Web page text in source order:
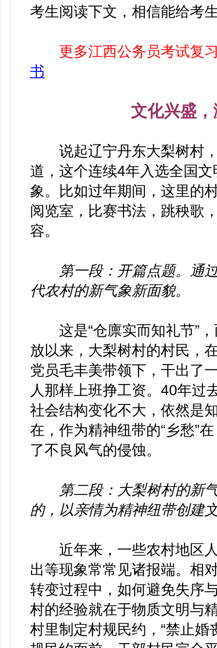
考生阅读下文，相信能给考
更多江西公务员考试复
书
文化兴盛
说起辽宁丹东大梨树村，
道，这个连续4年入选全国
象。比如过年期间，这里的
阅览室，比赛书法，跳秧歌
容。
第一段：开篇点题。通
代农村的新气象新面貌。
这是“仓廪实而知礼节”，
放以来，大梨树村的村民，
党员毛丰美带领下，干出了
人那样上班挣工资。40年过
社会结构变化不大，依然是
在，作为精神纽带的“乡愁”
了不良风气的侵蚀。
第二段：大梨树村的新
的，以亲情为精神纽带创建
近年来，一些农村地区人
出等现象常常见诸报端。相
转变过程中，如何避免失序
村的经验就在于物质文明与
村里制定村规民约，“禁止婚